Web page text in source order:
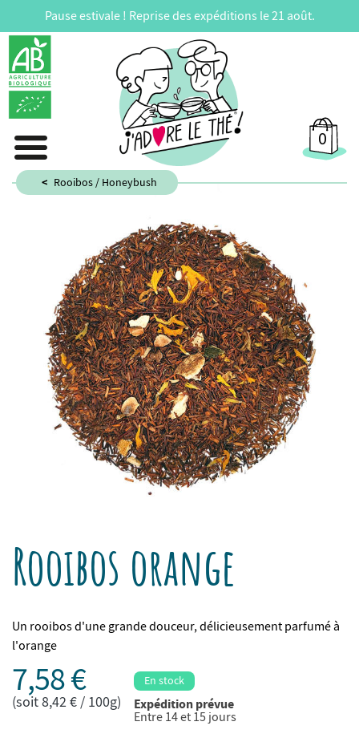
Pause estivale ! Reprise des expéditions le 21 août.
0
Rooibos / Honeybush
Rooibos orange
Un rooibos d'une grande douceur, délicieusement parfumé à
l'orange
7,58 €
(soit 8,42 € / 100g)
En stock
Expédition prévue
Entre 14 et 15 jours